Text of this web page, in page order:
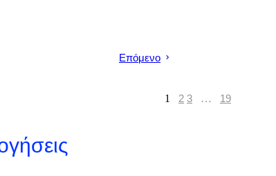
Επόμενο
1 2 3 … 19